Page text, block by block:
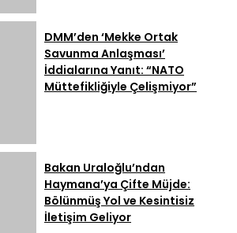
DMM’den ‘Mekke Ortak
Savunma Anlaşması’
İddialarına Yanıt: “NATO
Müttefikliğiyle Çelişmiyor”
Bakan Uraloğlu’ndan
Haymana’ya Çifte Müjde:
Bölünmüş Yol ve Kesintisiz
İletişim Geliyor